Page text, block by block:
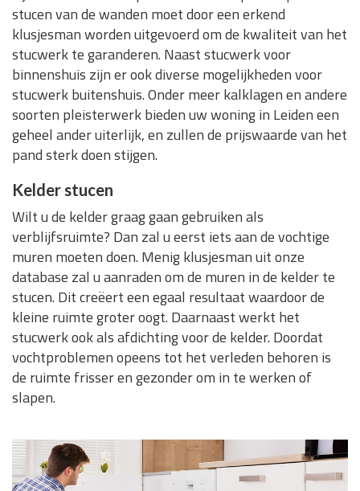
stucen van de wanden moet door een erkend
klusjesman worden uitgevoerd om de kwaliteit van het
stucwerk te garanderen. Naast stucwerk voor
binnenshuis zijn er ook diverse mogelijkheden voor
stucwerk buitenshuis. Onder meer kalklagen en andere
soorten pleisterwerk bieden uw woning in Leiden een
geheel ander uiterlijk, en zullen de prijswaarde van het
pand sterk doen stijgen.
Kelder stucen
Wilt u de kelder graag gaan gebruiken als
verblijfsruimte? Dan zal u eerst iets aan de vochtige
muren moeten doen. Menig klusjesman uit onze
database zal u aanraden om de muren in de kelder te
stucen. Dit creëert een egaal resultaat waardoor de
kleine ruimte groter oogt. Daarnaast werkt het
stucwerk ook als afdichting voor de kelder. Doordat
vochtproblemen opeens tot het verleden behoren is
de ruimte frisser en gezonder om in te werken of
slapen.